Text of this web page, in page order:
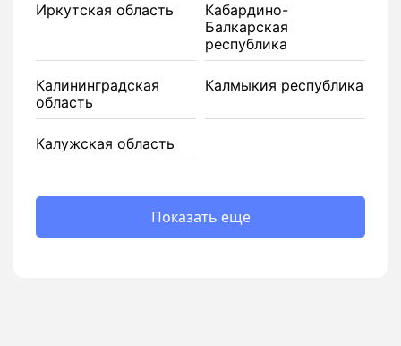
Иркутская область
Кабардино-
Балкарская
республика
Калининградская
область
Калмыкия республика
Калужская область
Показать еще